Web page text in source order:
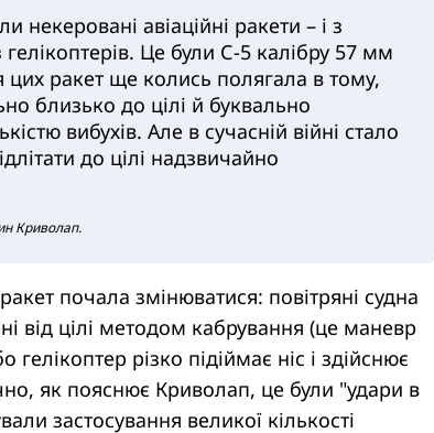
некеровані авіаційні ракети – і з
гелікоптерів. Це були С-5 калібру 57 мм
цих ракет ще колись полягала в тому,
близько до цілі й буквально
вибухів. Але в сучасній війні стало
до цілі надзвичайно
Криволап.
почала змінюватися: повітряні судна
від цілі методом кабрування (це маневр
гелікоптер різко підіймає ніс і здійснює
як пояснює Криволап, це були "удари в
застосування великої кількості